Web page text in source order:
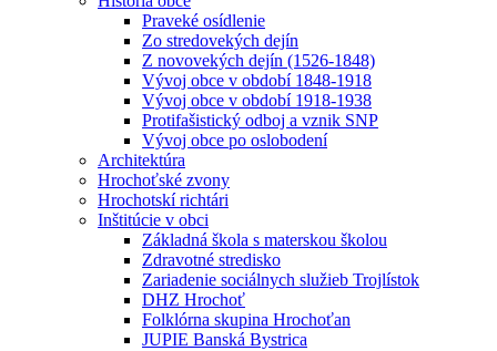
Praveké osídlenie
Zo stredovekých dejín
Z novovekých dejín (1526-1848)
Vývoj obce v období 1848-1918
Vývoj obce v období 1918-1938
Protifašistický odboj a vznik SNP
Vývoj obce po oslobodení
Architektúra
Hrochoťské zvony
Hrochotskí richtári
Inštitúcie v obci
Základná škola s materskou školou
Zdravotné stredisko
Zariadenie sociálnych služieb Trojlístok
DHZ Hrochoť
Folklórna skupina Hrochoťan
JUPIE Banská Bystrica